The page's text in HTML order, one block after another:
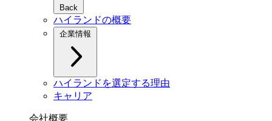
Back
ハイランドの概要
企業情報
ハイランドを選定する理由
キャリア
会社概要